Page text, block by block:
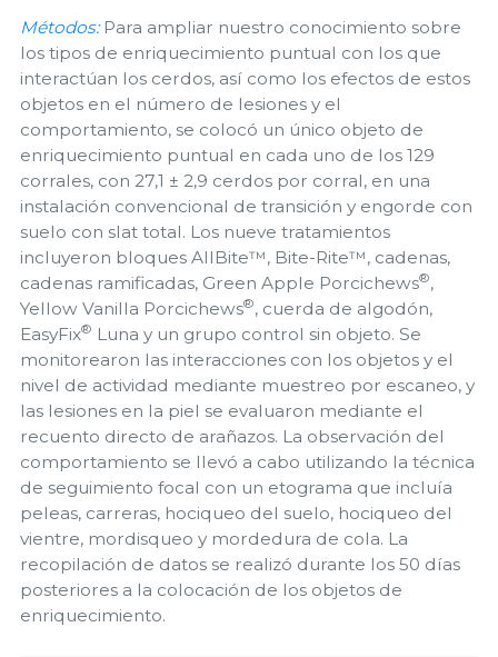
Métodos: Para ampliar nuestro conocimiento sobre
los tipos de enriquecimiento puntual con los que
interactúan los cerdos, así como los efectos de estos
objetos en el número de lesiones y el
comportamiento, se colocó un único objeto de
enriquecimiento puntual en cada uno de los 129
corrales, con 27,1 ± 2,9 cerdos por corral, en una
instalación convencional de transición y engorde con
suelo con slat total. Los nueve tratamientos
incluyeron bloques AllBite™, Bite-Rite™, cadenas,
cadenas ramificadas, Green Apple Porcichews®,
Yellow Vanilla Porcichews®, cuerda de algodón,
EasyFix® Luna y un grupo control sin objeto. Se
monitorearon las interacciones con los objetos y el
nivel de actividad mediante muestreo por escaneo, y
las lesiones en la piel se evaluaron mediante el
recuento directo de arañazos. La observación del
comportamiento se llevó a cabo utilizando la técnica
de seguimiento focal con un etograma que incluía
peleas, carreras, hociqueo del suelo, hociqueo del
vientre, mordisqueo y mordedura de cola. La
recopilación de datos se realizó durante los 50 días
posteriores a la colocación de los objetos de
enriquecimiento.